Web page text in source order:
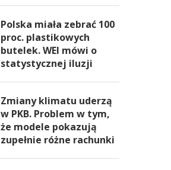
Polska miała zebrać 100
proc. plastikowych
butelek. WEI mówi o
statystycznej iluzji
Zmiany klimatu uderzą
w PKB. Problem w tym,
że modele pokazują
zupełnie różne rachunki